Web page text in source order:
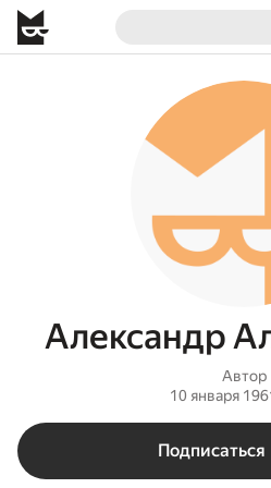
Александр
Автор
10 января
Подписаться